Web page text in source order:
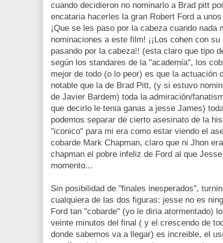
cuando decidieron no nominarlo a Brad pitt
encataria hacerles la gran Robert Ford a
¡Que se les paso por la cabeza cuando nada
nominaciones a este film! ¡¡Los cohen con
pasando por la cabeza!! (esta claro que tipo
según los standares de la "academia", los
mejor de todo (o lo peor) es que la actuación
notable que la de Brad Pitt, (y si estuvo
de Javier Bardem) toda la admiración/
que decirlo le tenia ganas a jesse James)
podemos separar de cierto asesinato de la
"iconico" para mi era como estar viendo el
cobarde Mark Chapman, claro que ni Jhon
chapman el pobre infeliz de Ford al que
momento...
Sin posibilidad de "finales inesperados",
cualquiera de las dos figuras: jesse no es
Ford tan "cobarde" (yo le diria atormentado)
veinte minutos del final ( y el crescendo de
donde sabemos va a llegar) es increible, el